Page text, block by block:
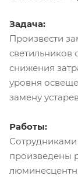
Задача:
Произвести
снижения
уровня
замену
Работы:
произведены